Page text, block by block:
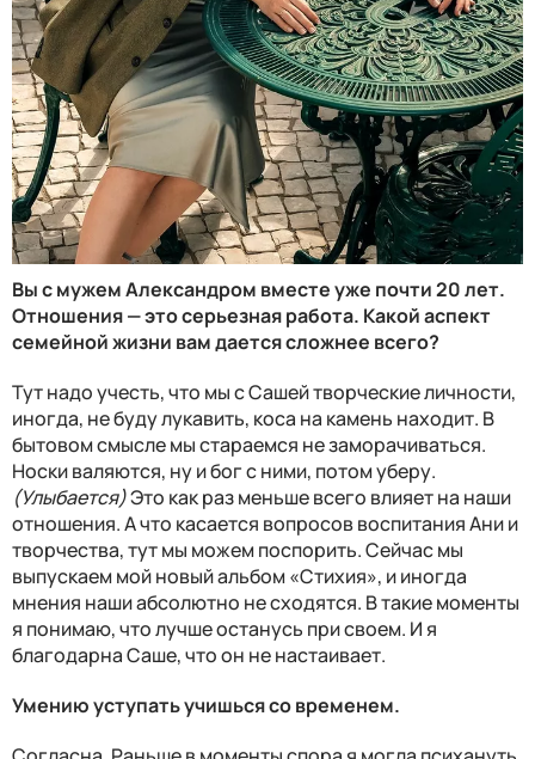
Вы с мужем Александром вместе уже почти 20 лет.
Отношения — это серьезная работа. Какой аспект
семейной жизни вам дается сложнее всего?
Тут надо учесть, что мы с Сашей творческие личности,
иногда, не буду лукавить, коса на камень находит. В
бытовом смысле мы стараемся не заморачиваться.
Носки валяются, ну и бог с ними, потом уберу.
(Улыбается)Это как раз меньше всего влияет на наши
отношения. А что касается вопросов воспитания Ани и
творчества, тут мы можем поспорить. Сейчас мы
выпускаем мой новый альбом «Стихия», и иногда
мнения наши абсолютно не сходятся. В такие моменты
я понимаю, что лучше останусь при своем. И я
благодарна Саше, что он не настаивает.
Умению уступать учишься со временем.